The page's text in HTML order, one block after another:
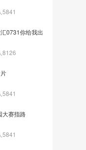
5841
0731你给我出
8126
5841
大赛指路
5841